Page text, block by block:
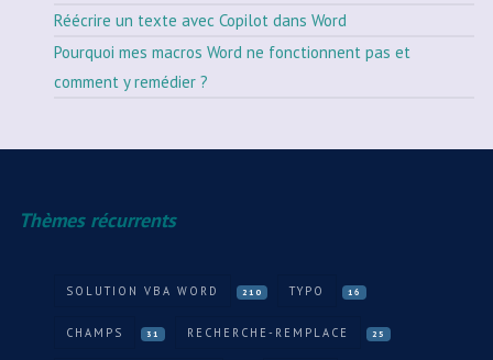
Réécrire un texte avec Copilot dans Word
Pourquoi mes macros Word ne fonctionnent pas et
comment y remédier ?
Thèmes récurrents
SOLUTION VBA WORD 210 TYPO 16
CHAMPS 31 RECHERCHE-REMPLACE 25